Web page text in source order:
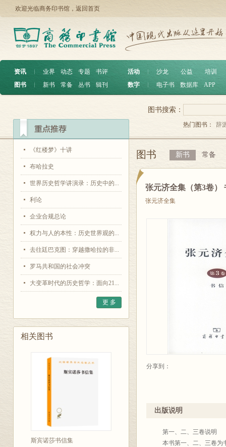
欢迎光临商务印书馆， 返回首页
资讯 ︱ 业界 动态 专题
书评
图书
︱ 新书 常备 丛书 辑刊
活动 沙龙 公益
培训
数字
电子书 数据库 APP
《红楼梦》十讲
布哈拉史
世界历史哲学讲演录：历史中的...
利论
企业合规总论
权力与人的本性：历史世界观的...
去往廷巴克图：穿越撒哈拉的非...
罗马共和国的社会冲突
大变革时代的历史哲学：面向21...
更 多
相关图书
斯宾诺莎书信集
图书搜索：
热门图书： 辞
图书 新书 常备
张元济全集（第3卷）
张元济全集
分享到：
出版说明
第一、二、三卷说明
本书第一、二、三卷为